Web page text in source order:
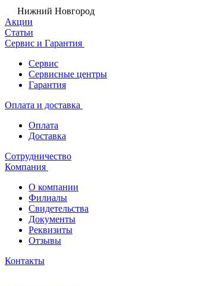
Нижний Новгород
Акции
Статьи
Сервис и Гарантия
Сервис
Сервисные центры
Гарантия
Оплата и доставка
Оплата
Доставка
Сотрудничество
Компания
О компании
Филиалы
Свидетельства
Документы
Реквизиты
Отзывы
Контакты